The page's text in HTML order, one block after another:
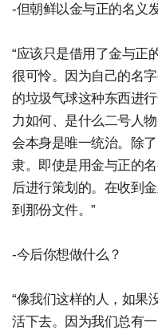
-但朝鲜以金与正的名义
“应该只是借用了金与正
很可怜。因为自己的名
的垃圾气球这种东西进
力如何、是什么二号人
会本身是唯一统治。除
隶。即使是用金与正的
后进行策划的。在收到
到那份文件。”
-今后你想做什么？
“像我们这样的人，如果
活下去。因为我们总有